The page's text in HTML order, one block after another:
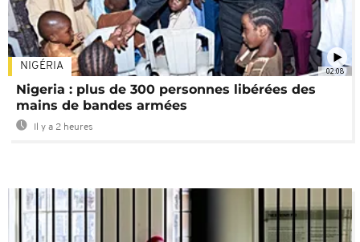
02:08
NIGÉRIA
Nigeria : plus de 300 personnes libérées des
mains de bandes armées
Il y a 2 heures